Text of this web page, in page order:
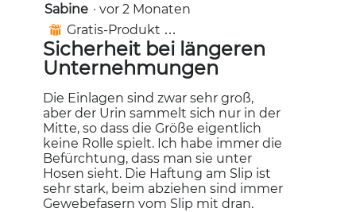
4
von
Sternen.
Sabine · vor 2 Monaten
⊞ Gratis-Produkt erhalten
Sicherheit bei längeren
Unternehmungen
Die Einlagen sind zwar sehr groß,
aber der Urin sammelt sich nur in der
Mitte, so dass die Größe eigentlich
keine Rolle spielt. Ich habe immer die
Befürchtung, dass man sie unter
Hosen sieht. Die Haftung am Slip ist
sehr stark, beim abziehen sind immer
Gewebefasern vom Slip mit dran.